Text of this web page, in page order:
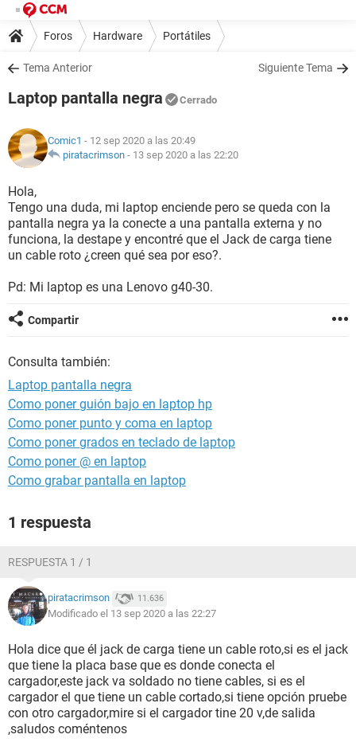
Foros Hardware Portátiles
Tema Anterior Siguiente Tema
Laptop pantalla negra Cerrado
Comic1 - 12 sep 2020 a las 20:49
piratacrimson - 13 sep 2020 a las 22:20
Hola,
Tengo una duda, mi laptop enciende pero se queda con la
pantalla negra ya la conecte a una pantalla externa y no
funciona, la destape y encontré que el Jack de carga tiene
un cable roto ¿creen qué sea por eso?.
Pd: Mi laptop es una Lenovo g40-30.
Compartir
Consulta también:
Laptop pantalla negra
Como poner guión bajo en laptop hp
Como poner punto y coma en laptop
Como poner grados en teclado de laptop
Como poner @ en laptop
Como grabar pantalla en laptop
1 respuesta
RESPUESTA 1 / 1
piratacrimson 11.636
Modificado el 13 sep 2020 a las 22:27
Hola dice que él jack de carga tiene un cable roto,si es el jack
que tiene la placa base que es donde conecta el
cargador,este jack va soldado no tiene cables, si es el
cargador el que tiene un cable cortado,si tiene opción pruebe
con otro cargador,mire si el cargador tine 20 v,de salida
,saludos coméntenos